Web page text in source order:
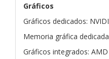
Gráficos
Gráficos dedicados:
Memoria gráfica
Gráficos integrados: